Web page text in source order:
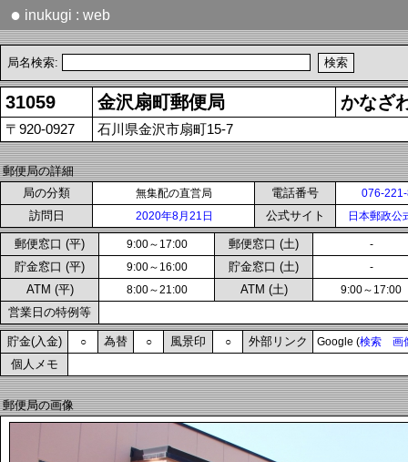
● inukugi : web
局名検索:
31059 金沢扇町郵便局 かなざ
〒920-0927 石川県金沢市扇町15-7
郵便局の詳細
局の分類
無集配の直営局 電話番号 076-
訪問日 2020年8月21日 公式サイト 日本郵政公
郵便窓口 (平) 9:00～17:00 郵便窓口 (土) -
貯金窓口 (平) 9:00～16:00 貯金窓口 (土) -
ATM (平) 8:00～21:00 ATM (土) 9:00～17:00
営業日の特例等
貯金(入金) ○ 為替 ○ 風景印 ○ 外部リンク Google (検索 画
個人メモ
郵便局の画像